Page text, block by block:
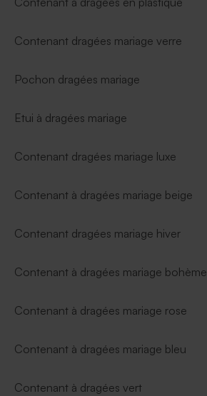
Contenant dragées mariage verre
Pochon dragées mariage
Etui à dragées mariage
Contenant dragées mariage luxe
Contenant à dragées mariage beige
Contenant dragées mariage hiver
Contenant à dragées mariage bohème
Contenant à dragées mariage rose
Contenant à dragées mariage bleu
Contenant à dragées vert